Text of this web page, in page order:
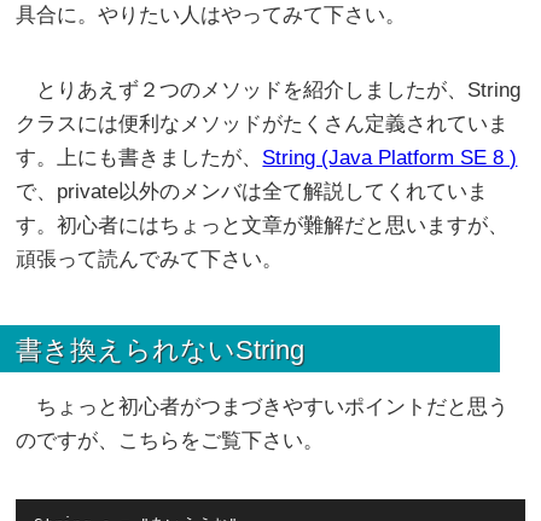
具合に。やりたい人はやってみて下さい。
とりあえず２つのメソッドを紹介しましたが、String
クラスには便利なメソッドがたくさん定義されていま
す。上にも書きましたが、 String (Java Platform SE 8 )
で、private以外のメンバは全て解説してくれていま
す。初心者にはちょっと文章が難解だと思いますが、
頑張って読んでみて下さい。
書き換えられないString
ちょっと初心者がつまづきやすいポイントだと思う
のですが、こちらをご覧下さい。